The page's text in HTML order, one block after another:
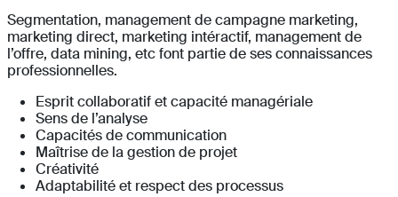
Segmentation, management de campagne marketing,
marketing direct, marketing intéractif, management de
l’offre, data mining, etc font partie de ses connaissances
professionnelles.
Esprit collaboratif et capacité managériale
Sens de l’analyse
Capacités de communication
Maîtrise de la gestion de projet
Créativité
Adaptabilité et respect des processus